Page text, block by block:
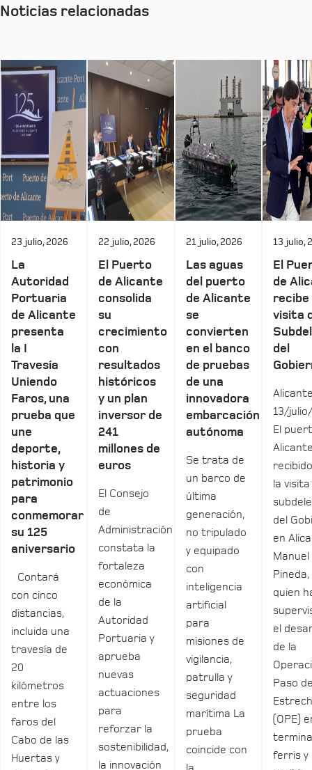
Noticias relacionadas
23 julio, 2026
La
Autoridad
Portuaria
de Alicante
presenta
la I
Travesía
Uniendo
Faros, una
prueba que
une
deporte,
historia y
patrimonio
para
conmemorar
su 125
aniversario
Contará
con cinco
distancias,
incluida una
travesía de
20
kilómetros
entre los
faros del
Cabo de las
Huertas y
22 julio, 2026
El Puerto
de Alicante
consolida
su
crecimiento
con
resultados
históricos
y un plan
inversor de
241
millones de
euros
El Consejo
de
Administración
constata la
fortaleza
económica
de la
Autoridad
Portuaria y
aprueba
nuevas
actuaciones
para
reforzar la
sostenibilidad,
la innovación
21 julio, 2026
Las aguas
del puerto
de Alicante
se
convierten
en el banco
de pruebas
de una
innovadora
embarcación
autónoma
Se trata de
un barco de
última
generación,
no tripulado
y equipado
con
inteligencia
artificial
para
misiones de
vigilancia,
patrulla y
seguridad
marítima La
prueba
coincide con
13 julio,
El
de
recibe
visita
del
13/
El
la
del
en
Manuel
Pineda,
quien
el
de la
Paso
(OPE)
ferris y